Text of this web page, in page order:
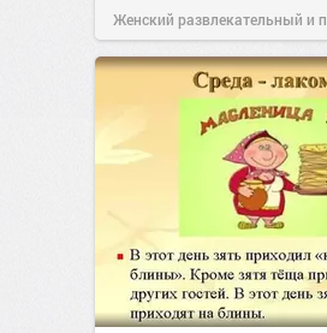
Женский развлекательный и
сайт.17:4711 сен 2019